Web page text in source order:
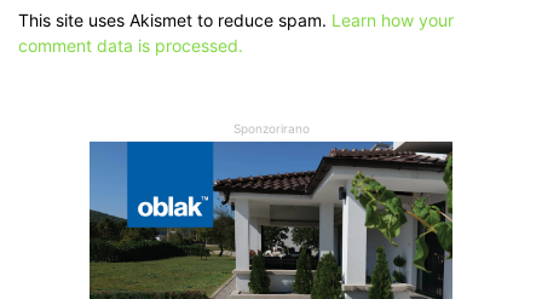
This site uses Akismet to reduce spam. Learn how your
comment data is processed.
Sponzorirano